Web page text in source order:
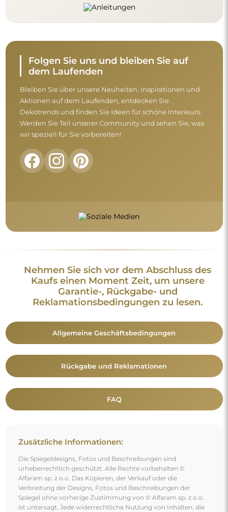
Folgen Sie uns und bleiben Sie auf
dem Laufenden
Bleiben Sie über unsere Neuheiten, Inspirationen und
Aktionen auf dem Laufenden, entdecken Sie
Dekotrends und finden Sie Ideen für schöne Interieurs.
Werden Sie Teil unserer Community und sehen Sie, was
wir speziell für Sie vorbereiten!
Nehmen Sie sich vor dem Abschluss des
Kaufs einen Moment Zeit, um unsere
Garantie-, Rückgabe- und
Reklamationsbedingungen zu lesen.
Allgemeine Geschäftsbedingungen
Rückgabe und Reklamationen
FAQ
Zusätzliche Informationen:
Die Spiegeldesigns, Fotos und Beschreibungen sind
urheberrechtlich geschützt. Alle Rechte vorbehalten ©
Alfaram sp. z o.o. Das Kopieren, der Verkauf oder die
Verbreitung der Designs, Fotos und Beschreibungen der
Spiegel ohne vorherige Zustimmung von © Alfaram sp. z o.o.
ist untersagt. Jede widerrechtliche Nutzung von Inhalten, die